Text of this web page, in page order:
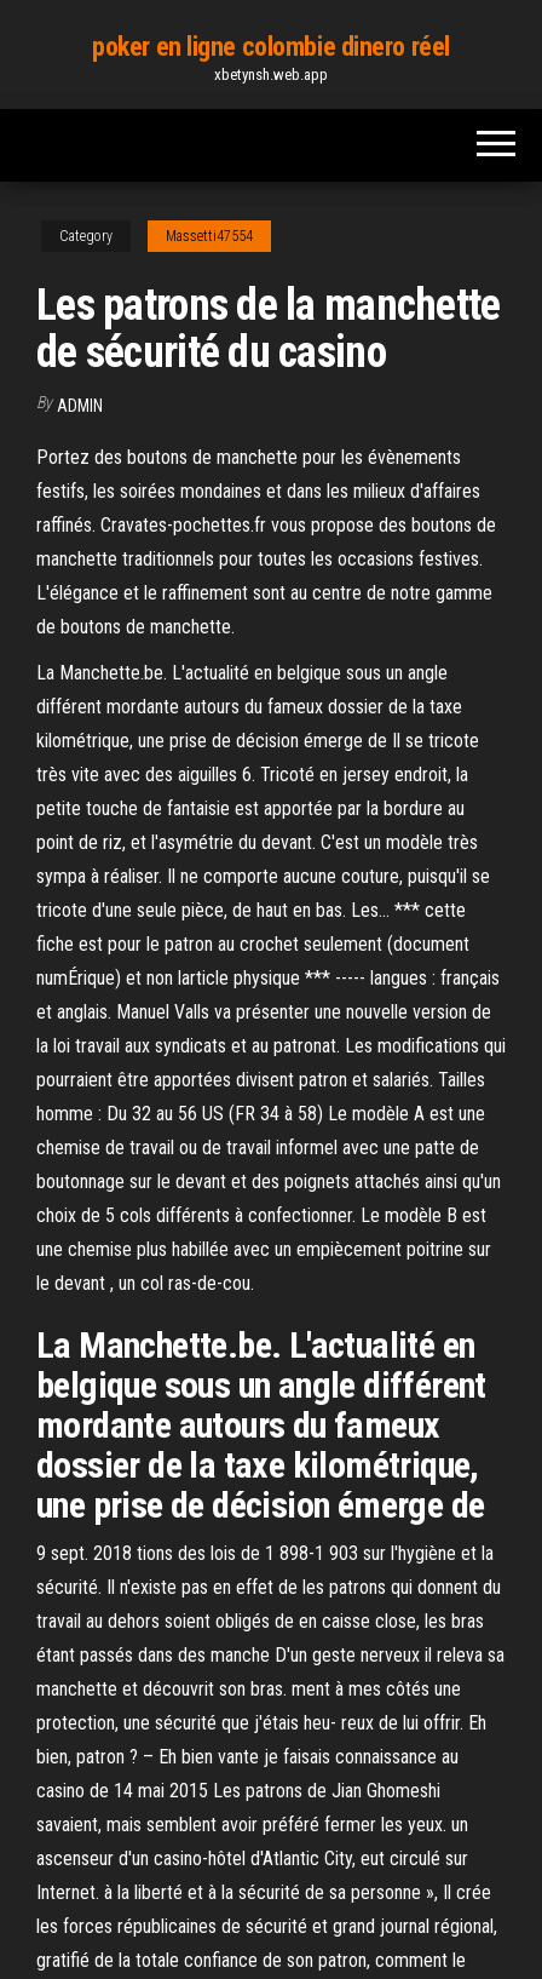
content
poker en ligne colombie dinero réel
xbetynsh.web.app
Category Massetti47554
Les patrons de la manchette
de sécurité du casino
By ADMIN
Portez des boutons de manchette pour les évènements
festifs, les soirées mondaines et dans les milieux d'affaires
raffinés. Cravates-pochettes.fr vous propose des boutons de
manchette traditionnels pour toutes les occasions festives.
L'élégance et le raffinement sont au centre de notre gamme
de boutons de manchette.
La Manchette.be. L'actualité en belgique sous un angle
différent mordante autours du fameux dossier de la taxe
kilométrique, une prise de décision émerge de Il se tricote
très vite avec des aiguilles 6. Tricoté en jersey endroit, la
petite touche de fantaisie est apportée par la bordure au
point de riz, et l'asymétrie du devant. C'est un modèle très
sympa à réaliser. Il ne comporte aucune couture, puisqu'il se
tricote d'une seule pièce, de haut en bas. Les… *** cette
fiche est pour le patron au crochet seulement (document
numÉrique) et non larticle physique *** ----- langues : français
et anglais. Manuel Valls va présenter une nouvelle version de
la loi travail aux syndicats et au patronat. Les modifications qui
pourraient être apportées divisent patron et salariés. Tailles
homme : Du 32 au 56 US (FR 34 à 58) Le modèle A est une
chemise de travail ou de travail informel avec une patte de
boutonnage sur le devant et des poignets attachés ainsi qu'un
choix de 5 cols différents à confectionner. Le modèle B est
une chemise plus habillée avec un empiècement poitrine sur
le devant , un col ras-de-cou.
La Manchette.be. L'actualité en
belgique sous un angle différent
mordante autours du fameux
dossier de la taxe kilométrique,
une prise de décision émerge de
9 sept. 2018 tions des lois de 1 898-1 903 sur l'hygiène et la
sécurité. Il n'existe pas en effet de les patrons qui donnent du
travail au dehors soient obligés de en caisse close, les bras
étant passés dans des manche D'un geste nerveux il releva sa
manchette et découvrit son bras. ment à mes côtés une
protection, une sécurité que j'étais heu- reux de lui offrir. Eh
bien, patron ? – Eh bien vante je faisais connaissance au
casino de 14 mai 2015 Les patrons de Jian Ghomeshi
savaient, mais semblent avoir préféré fermer les yeux. un
ascenseur d'un casino-hôtel d'Atlantic City, eut circulé sur
Internet. à la liberté et à la sécurité de sa personne », Il crée
les forces républicaines de sécurité et grand journal régional,
gratifié de la totale confiance de son patron, comment le